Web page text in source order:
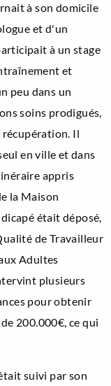
à son domicile
et d'un
à un stage
et
peu dans un
soins prodigués,
récupération. Il
en ville et dans
appris
la Maison
était déposé,
de Travailleur
Adultes
plusieurs
pour obtenir
200.000€, ce qui
suivi par son